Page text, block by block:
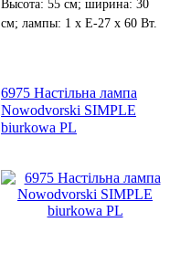
Высота: 55 см; ширина: 30
см; лампы: 1 х Е-27 х 60 Вт.
6975 Настільна лампа
Nowodvorski SIMPLE
biurkowa PL